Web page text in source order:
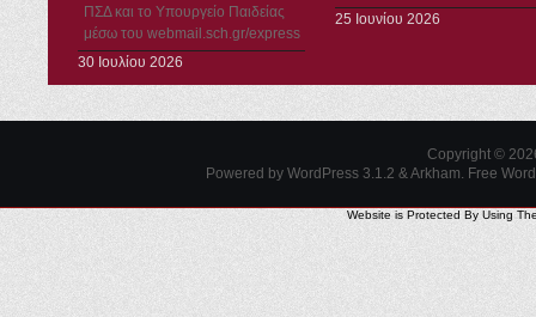
ΠΣΔ και το Υπουργείο Παιδείας
μέσω του webmail.sch.gr/express
30 Ιουλίου 2026
25 Ιουνίου 2026
Copyright ©
Powered by WordPress 3.1.2 & Arkham. Free
Website is Protected By Using